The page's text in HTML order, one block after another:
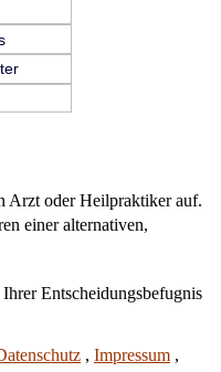
Arzt oder Heilpraktiker auf.
einer alternativen,
Entscheidungsbefugnis
, Impressum ,